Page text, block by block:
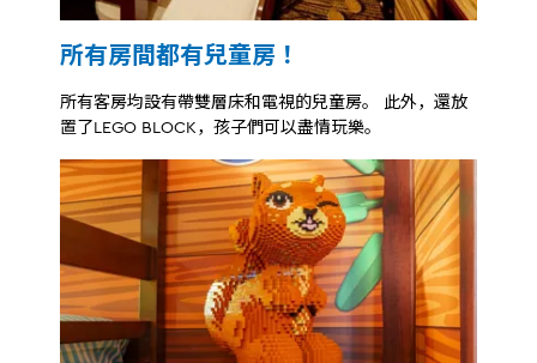
所有房間都有兒童房！
所有客房均設有帶雙層床和電視的兒童房。 此外，還放
置了LEGO BLOCK，孩子們可以盡情玩樂。